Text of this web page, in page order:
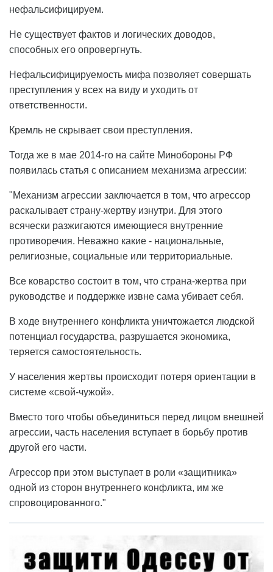
нефальсифицируем.
Не существует фактов и логических доводов,
способных его опровергнуть.
Нефальсифицируемость мифа позволяет совершать
преступления у всех на виду и уходить от
ответственности.
Кремль не скрывает свои преступления.
Тогда же в мае 2014-го на сайте Минобороны РФ
появилась статья с описанием механизма агрессии:
"Механизм агрессии заключается в том, что агрессор
раскалывает страну-жертву изнутри. Для этого
всячески разжигаются имеющиеся внутренние
противоречия. Неважно какие - национальные,
религиозные, социальные или территориальные.
Все коварство состоит в том, что страна-жертва при
руководстве и поддержке извне сама убивает себя.
В ходе внутреннего конфликта уничтожается людской
потенциал государства, разрушается экономика,
теряется самостоятельность.
У населения жертвы происходит потеря ориентации в
системе «свой-чужой».
Вместо того чтобы объединиться перед лицом внешней
агрессии, часть населения вступает в борьбу против
другой его части.
Агрессор при этом выступает в роли «защитника»
одной из сторон внутреннего конфликта, им же
спровоцированного."